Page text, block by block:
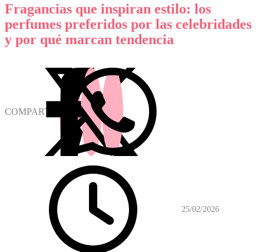
Fragancias que inspiran estilo: los
perfumes preferidos por las celebridades
y por qué marcan tendencia
COMPARTIR
25/02/2026